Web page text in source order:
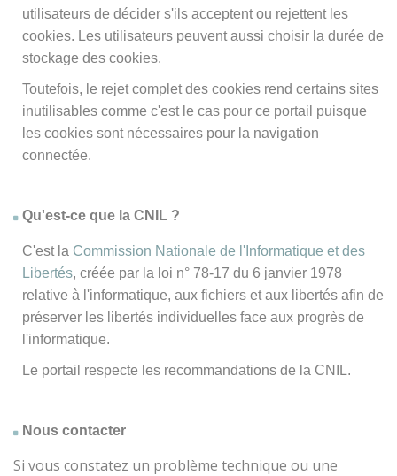
utilisateurs de décider s'ils acceptent ou rejettent les
cookies. Les utilisateurs peuvent aussi choisir la durée de
stockage des cookies.
Toutefois, le rejet complet des cookies rend certains sites
inutilisables comme c'est le cas pour ce portail puisque
les cookies sont nécessaires pour la navigation
connectée.
Qu'est-ce que la CNIL ?
C'est la Commission Nationale de l'Informatique et des
Libertés, créée par la loi n° 78-17 du 6 janvier 1978
relative à l'informatique, aux fichiers et aux libertés afin de
préserver les libertés individuelles face aux progrès de
l'informatique.
Le portail respecte les recommandations de la CNIL.
Nous contacter
Si vous constatez un problème technique ou une